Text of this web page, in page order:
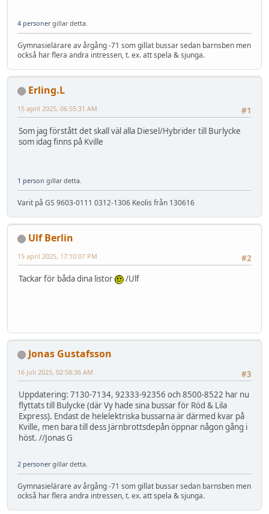
4 personergillar detta.
Gymnasielärare av årgång -71 som gillat bussar sedan barnsben men
också har flera andra intressen, t. ex. att spela & sjunga.
Erling.L
#1
15 april 2025, 06:55:31 AM
Som jag förstått det skall väl alla Diesel/Hybrider till Burlycke
som idag finns på Kville
1 person gillar detta.
Varit på GS 9603-0111 0312-1306 Keolis från 130616
Ulf Berlin
#2
15 april 2025, 17:10:07 PM
Tackar för båda dina listor /Ulf
Jonas Gustafsson
#3
16 juli 2025, 02:58:36 AM
Uppdatering: 7130-7134, 92333-92356 och 8500-8522 har nu
flyttats till Bulycke (där Vy hade sina bussar för Röd & Lila
Express). Endast de helelektriska bussarna är därmed kvar på
Kville, men bara till dess Järnbrottsdepån öppnar någon gång i
höst. //Jonas G
2 personergillar detta.
Gymnasielärare av årgång -71 som gillat bussar sedan barnsben men
också har flera andra intressen, t. ex. att spela & sjunga.